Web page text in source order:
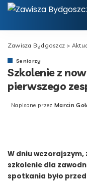
Zawisza Bydgoszcz >
Seniorzy
Szkolenie z
pierwszego
Posted
Napisane przez Marcin
W dniu wczorajszym,
szkolenie dla
spotkania było